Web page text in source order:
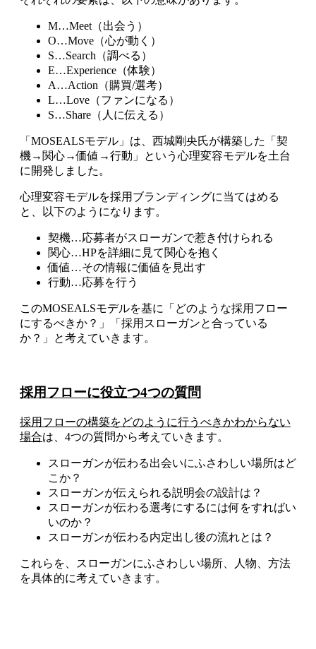
M…Meet（出会う）
O…Move（心が動く）
S…Search（調べる）
E…Experience（体験）
A…Action（購買/選考）
L…Love（ファンになる）
S…Share（人に伝える）
「MOSEALSモデル」は、西城剛央氏が構築した「契
機→関心→価値→行動」という心理変容モデルを土台
に開発しました。
心理変容モデルを採用ブランディングに当てはめる
と、以下のようになります。
契機…応募者がスローガンで惹き付けられる
関心…HPを詳細に見て関心を抱く
価値…その情報に価値を見出す
行動…応募を行う
このMOSEALSモデルを基に「どのような採用フロー
にするべきか？」「採用スローガンと合っている
か？」と考えていきます。
採用フローに役立つ4つの質問
採用フローの構築をどのように行うべきかわからない
場合は、4つの質問から考えていきます。
スローガンが伝わる出会いにふさわしい場所はど
こか？
スローガンが伝えられる説明会の設計は？
スローガンが伝わる選考にするには何をすればい
いのか？
スローガンが伝わる内定出し後の流れとは？
これらを、スローガンにふさわしい場所、人物、方法
を具体的に考えていきます。